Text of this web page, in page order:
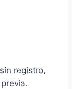
registro,